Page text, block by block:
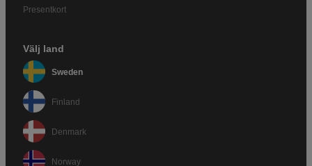
Presentkort
Välj land
Sweden
Finland
Denmark
Norway